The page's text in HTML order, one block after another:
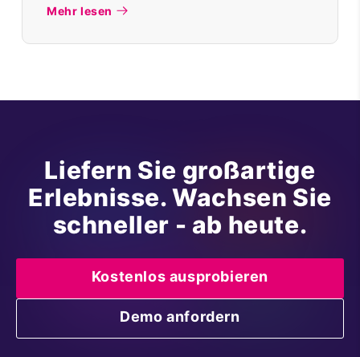
Mehr lesen
Liefern Sie großartige
Erlebnisse. Wachsen Sie
schneller - ab heute.
Kostenlos ausprobieren
Demo anfordern